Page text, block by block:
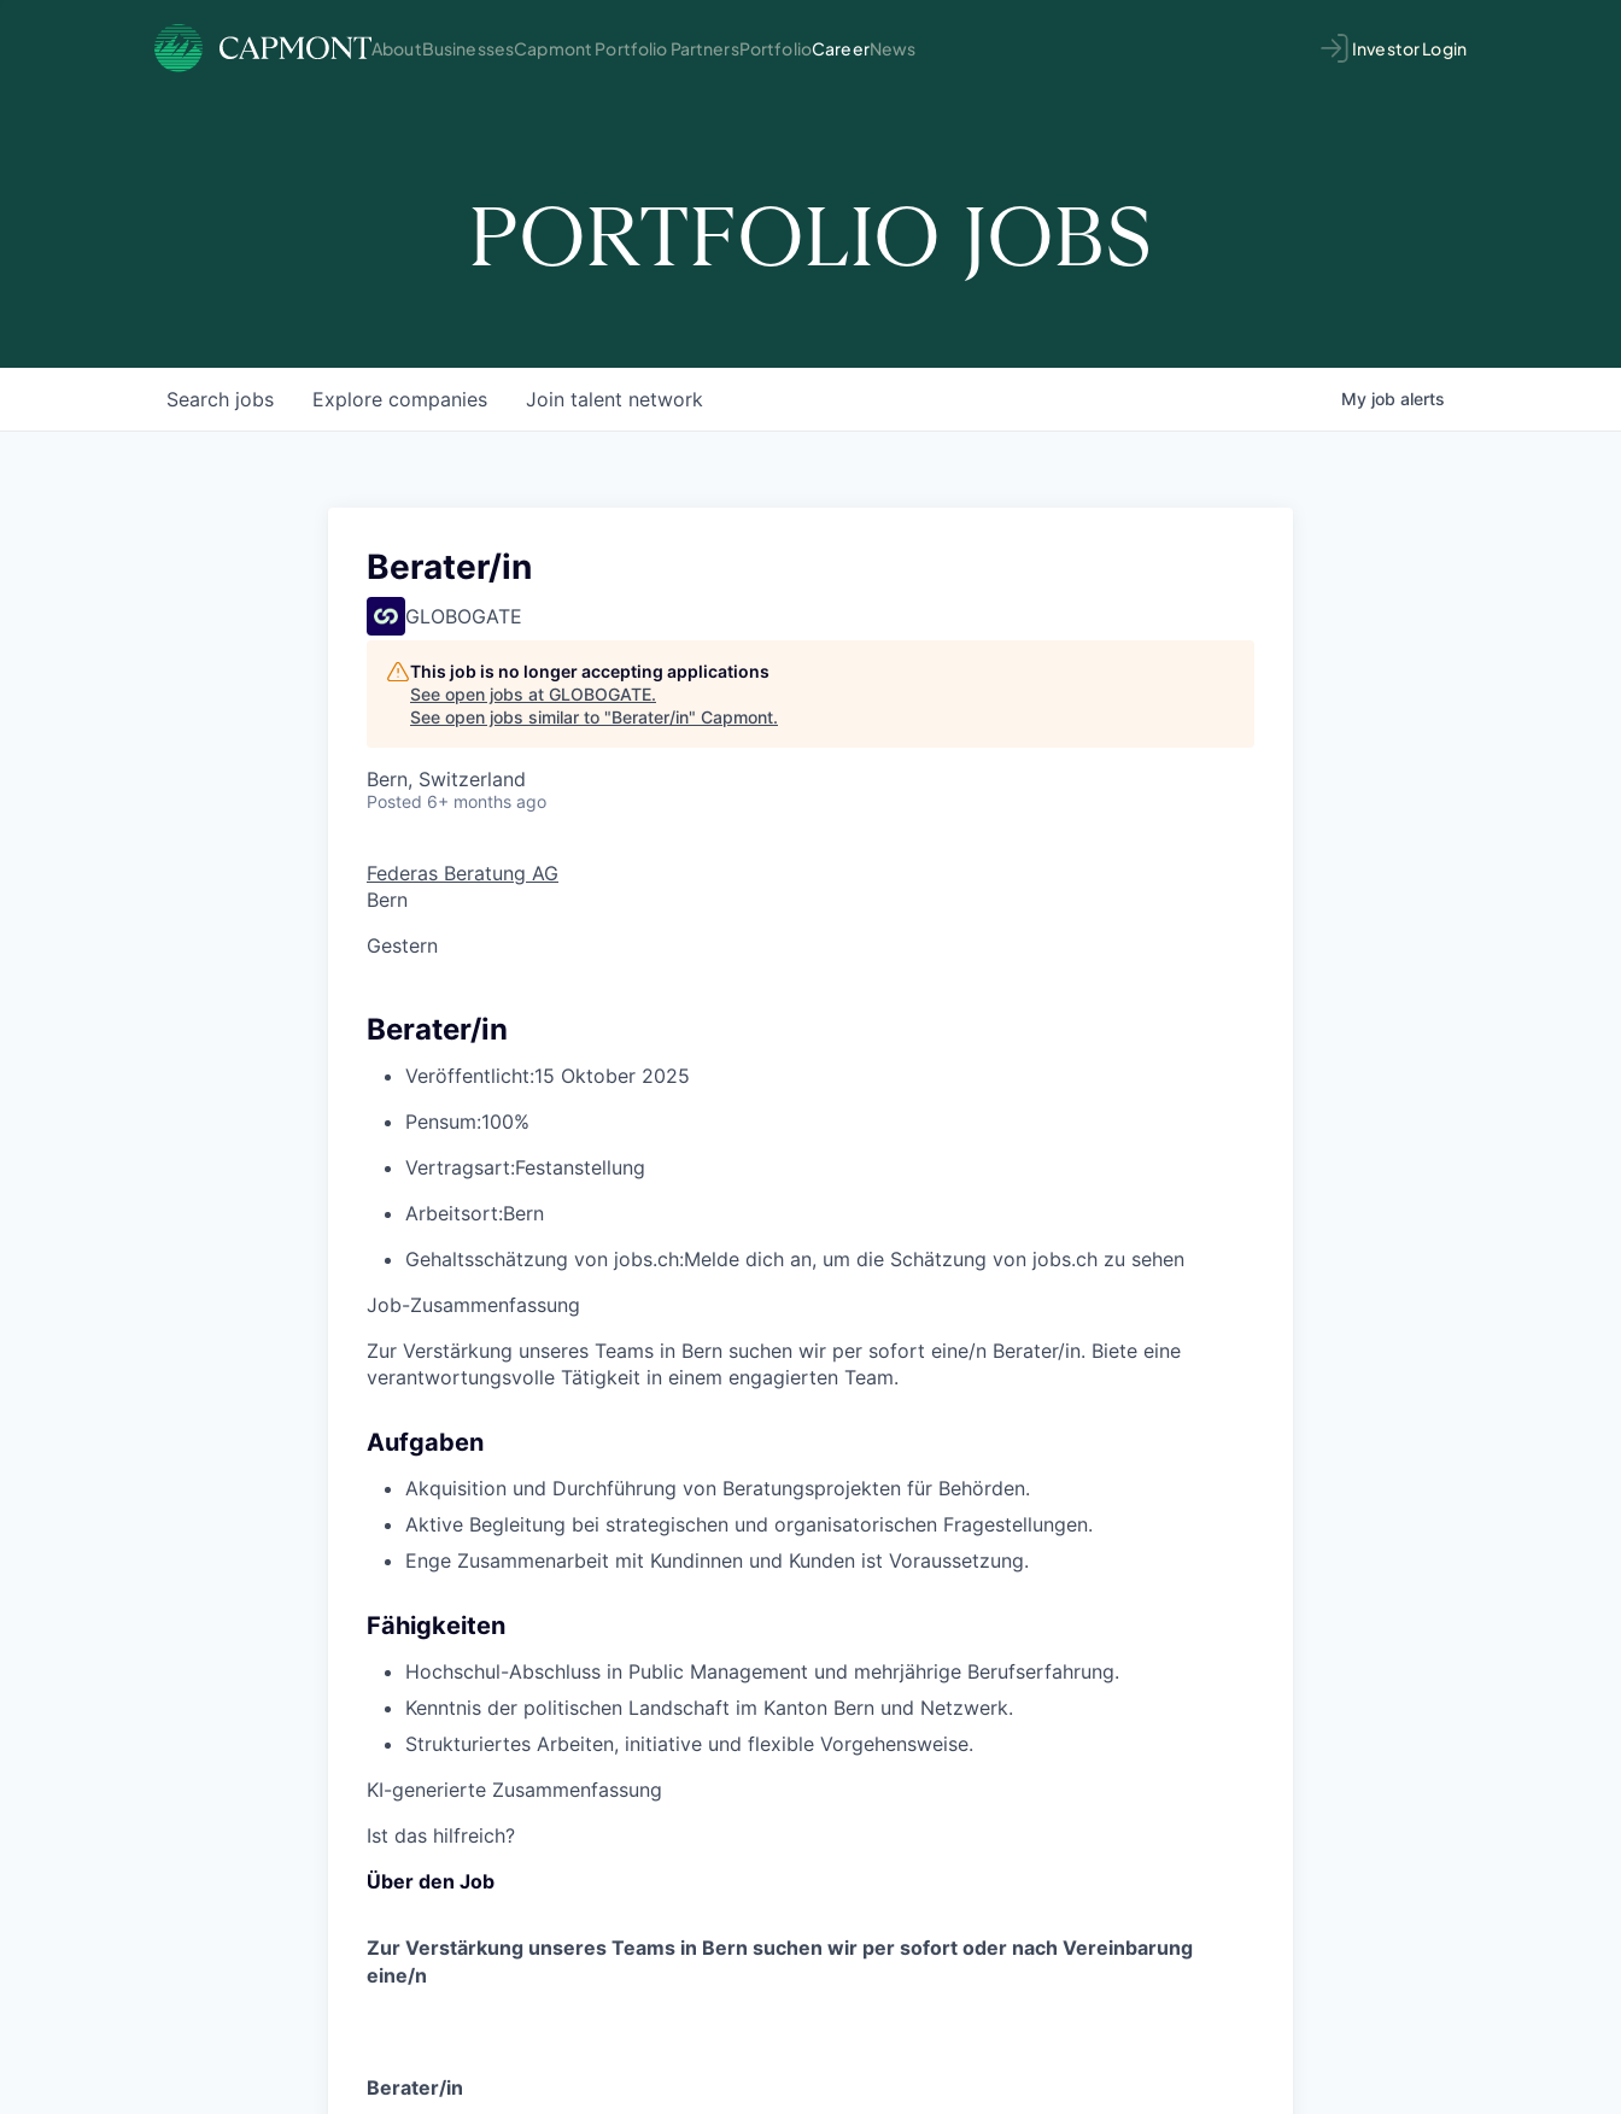
AboutBusinessesCapmont Portfolio PartnersPortfolioCareerNews Investor Login
PORTFOLIO JOBS
Search jobs Explore companies Join talent network My job alerts
Berater/in
GLOBOGATE
This job is no longer accepting applications
See open jobs at GLOBOGATE.
See open jobs similar to "Berater/in" Capmont.
Bern, Switzerland
Posted 6+ months ago
Federas Beratung AG
Bern
Gestern
Berater/in
Veröffentlicht:15 Oktober 2025
Pensum:100%
Vertragsart:Festanstellung
Arbeitsort:Bern
Gehaltsschätzung von jobs.ch:Melde dich an, um die Schätzung von jobs.ch zu sehen
Job-Zusammenfassung
Zur Verstärkung unseres Teams in Bern suchen wir per sofort eine/n Berater/in. Biete eine
verantwortungsvolle Tätigkeit in einem engagierten Team.
Aufgaben
Akquisition und Durchführung von Beratungsprojekten für Behörden.
Aktive Begleitung bei strategischen und organisatorischen Fragestellungen.
Enge Zusammenarbeit mit Kundinnen und Kunden ist Voraussetzung.
Fähigkeiten
Hochschul-Abschluss in Public Management und mehrjährige Berufserfahrung.
Kenntnis der politischen Landschaft im Kanton Bern und Netzwerk.
Strukturiertes Arbeiten, initiative und flexible Vorgehensweise.
KI-generierte Zusammenfassung
Ist das hilfreich?
Über den Job
Zur Verstärkung unseres Teams in Bern suchen wir per sofort oder nach Vereinbarung
eine/n
Berater/in